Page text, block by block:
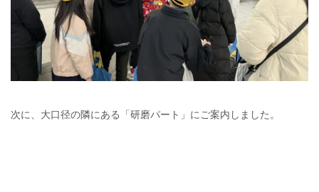
次に、大口径の隣にある「研磨パート」にご案内しました。